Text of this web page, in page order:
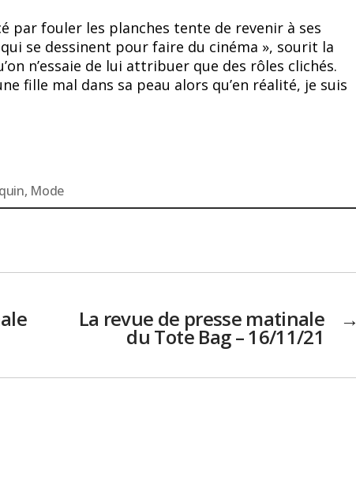
par fouler les planches tente de revenir à ses
se dessinent pour faire du cinéma », sourit la
n’essaie de lui attribuer que des rôles clichés.
fille mal dans sa peau alors qu’en réalité, je suis
, Mode
→
La revue de presse matinale
du Tote Bag – 16/11/21